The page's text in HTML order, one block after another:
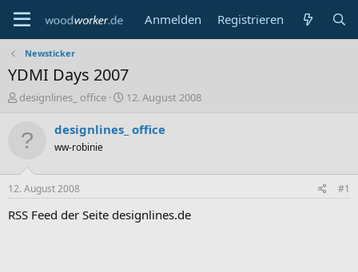
Anmelden Registrieren
Newsticker
YDMI Days 2007
E
t
e
r
designlines_ office
E
t
a
12. August 2008
designlines_ office
ww-robinie
12. August 2008 #1
RSS Feed der Seite designlines.de